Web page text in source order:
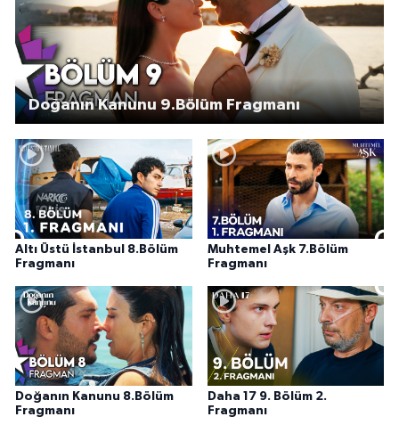
Doğanın Kanunu 9.Bölüm Fragmanı
Altı Üstü İstanbul 8.Bölüm
Fragmanı
Muhtemel Aşk 7.Bölüm
Fragmanı
Doğanın Kanunu 8.Bölüm
Fragmanı
Daha 17 9. Bölüm 2.
Fragmanı